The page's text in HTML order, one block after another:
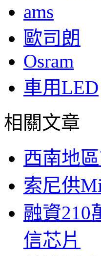
ams
歐司朗
Osram
車用LED
相關文章
西南地
索尼供
融資210
信芯片